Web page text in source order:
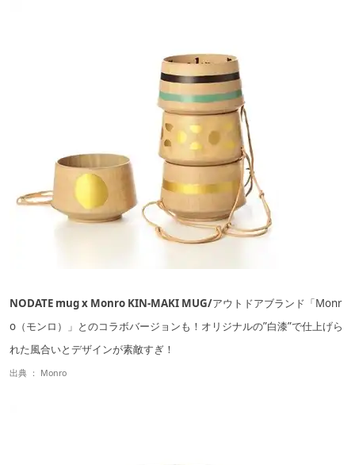
NODATE mug x Monro KIN-MAKI MUG/アウトドアブランド「Monr
o（モンロ）」とのコラボバージョンも！オリジナルの”白漆”で仕上げら
れた風合いとデザインが素敵すぎ！
出典 ： Monro